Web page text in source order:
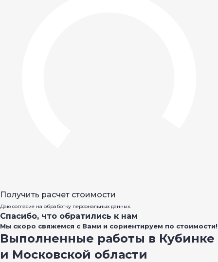
Получить расчет стоимости
Даю согласие на обработку персональных данных.
Спасибо, что обратились к нам
Мы скоро свяжемся с Вами и сориентируем по стоимости!
Выполненные работы в Кубинке
и Московской области